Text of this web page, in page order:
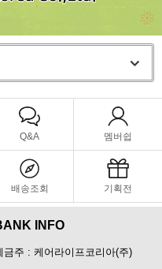
Q&A 멤버쉽
배송조회 기획전
INFO
금주 : 케어라이프코리아(주)